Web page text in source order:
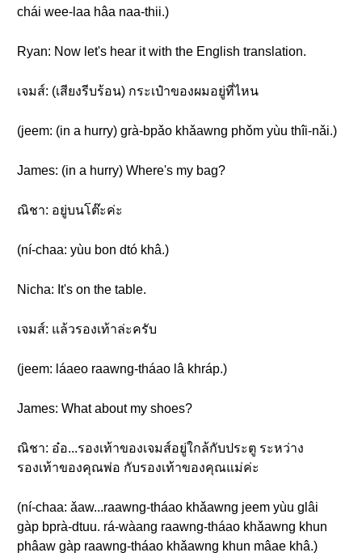
chái wee-laa hâa naa-thii.)
Ryan: Now let's hear it with the English translation.
เจมส์: (เสียงรีบร้อน) กระเป๋าของผมอยู่ที่ไหน
(jeem: (in a hurry) grà-bpǎo khǎawng phǒm yùu thîi-nǎi.)
James: (in a hurry) Where's my bag?
ณิชา: อยู่บนโต๊ะค่ะ
(ní-chaa: yùu bon dtó khâ.)
Nicha: It's on the table.
เจมส์: แล้วรองเท้าล่ะครับ
(jeem: láaeo raawng-tháao lâ khráp.)
James: What about my shoes?
ณิชา: อ๋อ...รองเท้าของเจมส์อยู่ใกล้กับประตู ระหว่าง
รองเท้าของคุณพ่อ กับรองเท้าของคุณแม่ค่ะ
(ní-chaa: ǎaw...raawng-tháao khǎawng jeem yùu glâi
gàp bprà-dtuu. rá-wàang raawng-tháao khǎawng khun
phâaw gàp raawng-tháao khǎawng khun mâae khâ.)